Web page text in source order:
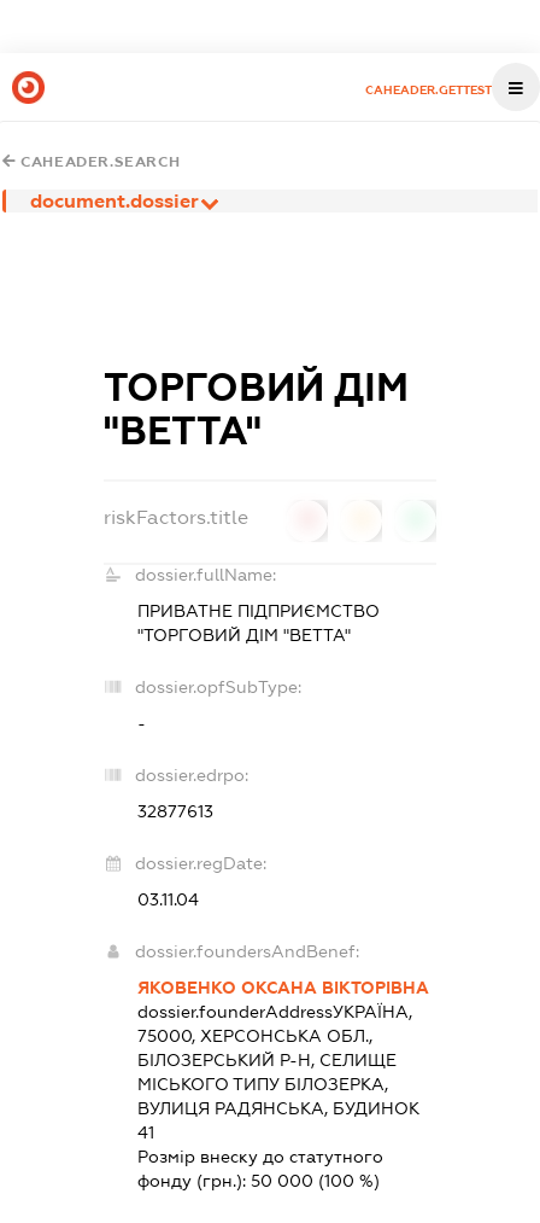
CAHEADER.GETTEST
CAHEADER.SEARCH
document.dossier
ТОРГОВИЙ ДІМ
"ВЕТТА"
riskFactors.title
dossier.fullName:
ПРИВАТНЕ ПІДПРИЄМСТВО
"ТОРГОВИЙ ДІМ "ВЕТТА"
dossier.opfSubType:
-
dossier.edrpo:
32877613
dossier.regDate:
03.11.04
dossier.foundersAndBenef:
ЯКОВЕНКО ОКСАНА ВІКТОРІВНА
dossier.founderAddressУКРАЇНА,
75000, ХЕРСОНСЬКА ОБЛ.,
БІЛОЗЕРСЬКИЙ Р-Н, СЕЛИЩЕ
МІСЬКОГО ТИПУ БІЛОЗЕРКА,
ВУЛИЦЯ РАДЯНСЬКА, БУДИНОК
41
Розмір внеску до статутного
фонду (грн.): 50 000 (100 %)